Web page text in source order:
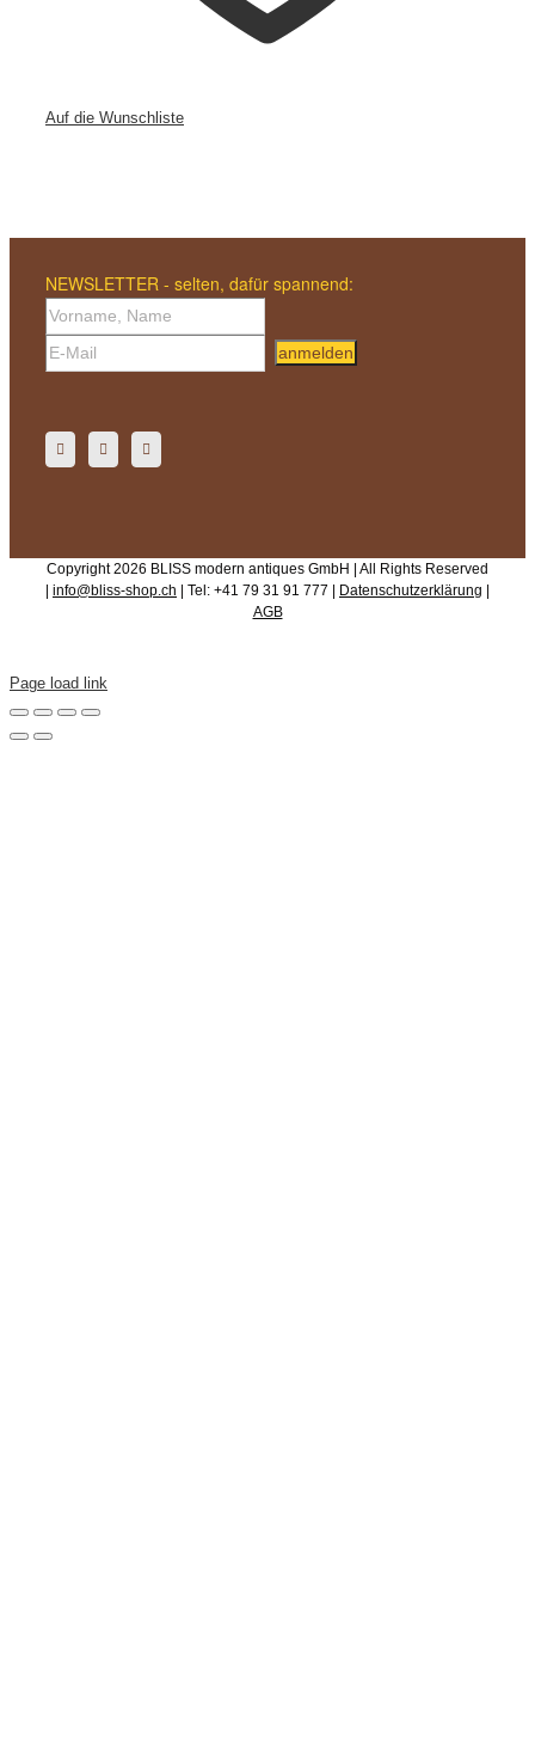
Auf die Wunschliste
NEWSLETTER - selten, dafür spannend:
anmelden
Copyright 2026 BLISS modern antiques GmbH | All Rights Reserved
| info@bliss-shop.ch | Tel: +41 79 31 91 777 | Datenschutzerklärung |
AGB
Page load link